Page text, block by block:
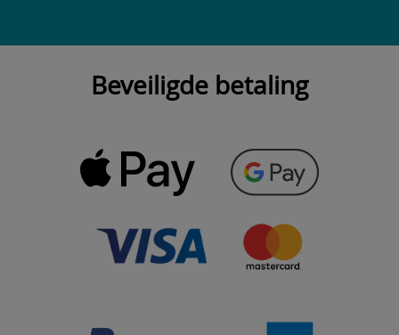
Beveiligde betaling